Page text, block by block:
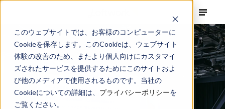
このウェブサイトでは、お客様のコンピューターに
Cookieを保存します。このCookieは、ウェブサイト
体験の改善のため、またより個人向けにカスタマイ
ズされたサービスを提供するためにこのサイトおよ
び他のメディアで使用されるものです。当社の
Cookieについての詳細は、 プライバシーポリシーを
ご覧ください。